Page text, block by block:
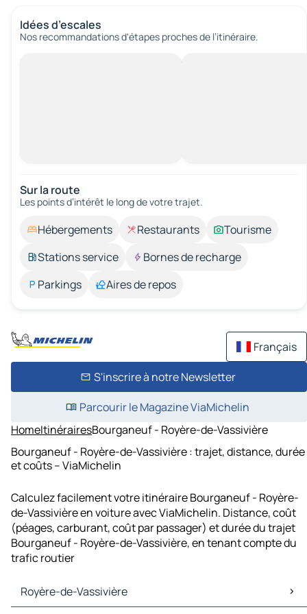
Idées d’escales
Nos recommandations d'étapes proches de l’itinéraire.
Sur la route
Les points d’intérêt le long de votre trajet.
Hébergements Restaurants
Tourisme
Stations service
Bornes de recharge
Parkings
Aires de repos
Français
S'inscrire à notre Newsletter
Parcourir le Magazine ViaMichelin
HomeItinérairesBourganeuf - Royère-de-Vassivière
Bourganeuf - Royère-de-Vassivière : trajet, distance, durée
et coûts – ViaMichelin
Calculez facilement votre itinéraire Bourganeuf - Royère-
de-Vassivière en voiture avec ViaMichelin. Distance, coût
(péages, carburant, coût par passager) et durée du trajet
Bourganeuf - Royère-de-Vassivière, en tenant compte du
trafic routier
Royère-de-Vassivière